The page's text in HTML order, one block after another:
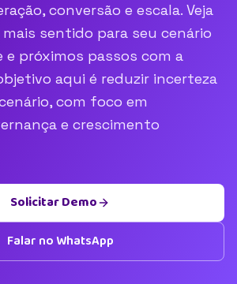
conversão e escala. Veja
sentido para seu cenário
e próximos passos com a
aqui é reduzir incerteza
com foco em
e crescimento
Solicitar Demo
Falar no WhatsApp